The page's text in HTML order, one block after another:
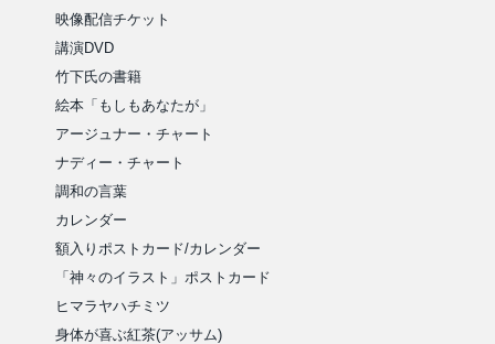
映像配信チケット
講演DVD
竹下氏の書籍
絵本「もしもあなたが」
アージュナー・チャート
ナディー・チャート
調和の言葉
カレンダー
額入りポストカード/カレンダー
「神々のイラスト」ポストカード
ヒマラヤハチミツ
身体が喜ぶ紅茶(アッサム)